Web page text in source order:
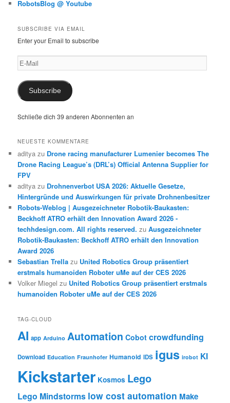
RobotsBlog @ Youtube
SUBSCRIBE VIA EMAIL
Enter your Email to subscribe
E-
Mail
Subscribe
Schließe dich 39 anderen Abonnenten an
NEUESTE KOMMENTARE
aditya zu Drone racing manufacturer Lumenier becomes The
Drone Racing League’s (DRL’s) Official Antenna Supplier for
FPV
aditya zu Drohnenverbot USA 2026: Aktuelle Gesetze,
Hintergründe und Auswirkungen für private Drohnenbesitzer
Robots-Weblog | Ausgezeichneter Robotik-Baukasten:
Beckhoff ATRO erhält den Innovation Award 2026 -
techhdesign.com. All rights reserved. zuAusgezeichneter
Robotik-Baukasten: Beckhoff ATRO erhält den Innovation
Award 2026
Sebastian Trella zu United Robotics Group präsentiert
erstmals humanoiden Roboter uMe auf der CES 2026
Volker Miegel zu United Robotics Group präsentiert erstmals
humanoiden Roboter uMe auf der CES 2026
TAG-CLOUD
AI app Arduino Automation Cobot crowdfunding
Download Education Fraunhofer Humanoid IDS igus irobot KI
Kickstarter Kosmos Lego
Lego Mindstorms low cost automation Make